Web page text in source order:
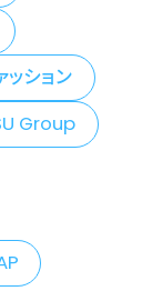
ッション
Group